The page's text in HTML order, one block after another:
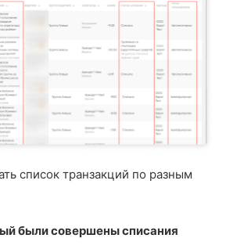
список транзакций по разным
были совершены списания